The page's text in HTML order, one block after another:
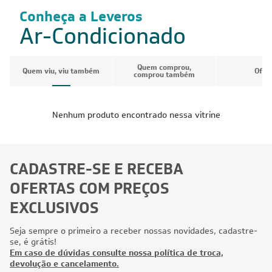
Conheça a Leveros
Ar-Condicionado
Quem viu, viu também Quem comprou,
comprou também
Nenhum produto encontrado nessa vitrine
CADASTRE-SE E RECEBA
OFERTAS COM PREÇOS
EXCLUSIVOS
Seja sempre o primeiro a receber nossas novidades, cadastre-
se, é grátis!
Em caso de dúvidas consulte nossa política de troca,
devolução e cancelamento.